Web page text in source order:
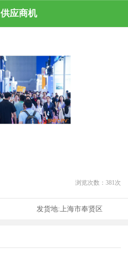
供应商机
浏览次数： 381 次
发货地:上海市奉贤区